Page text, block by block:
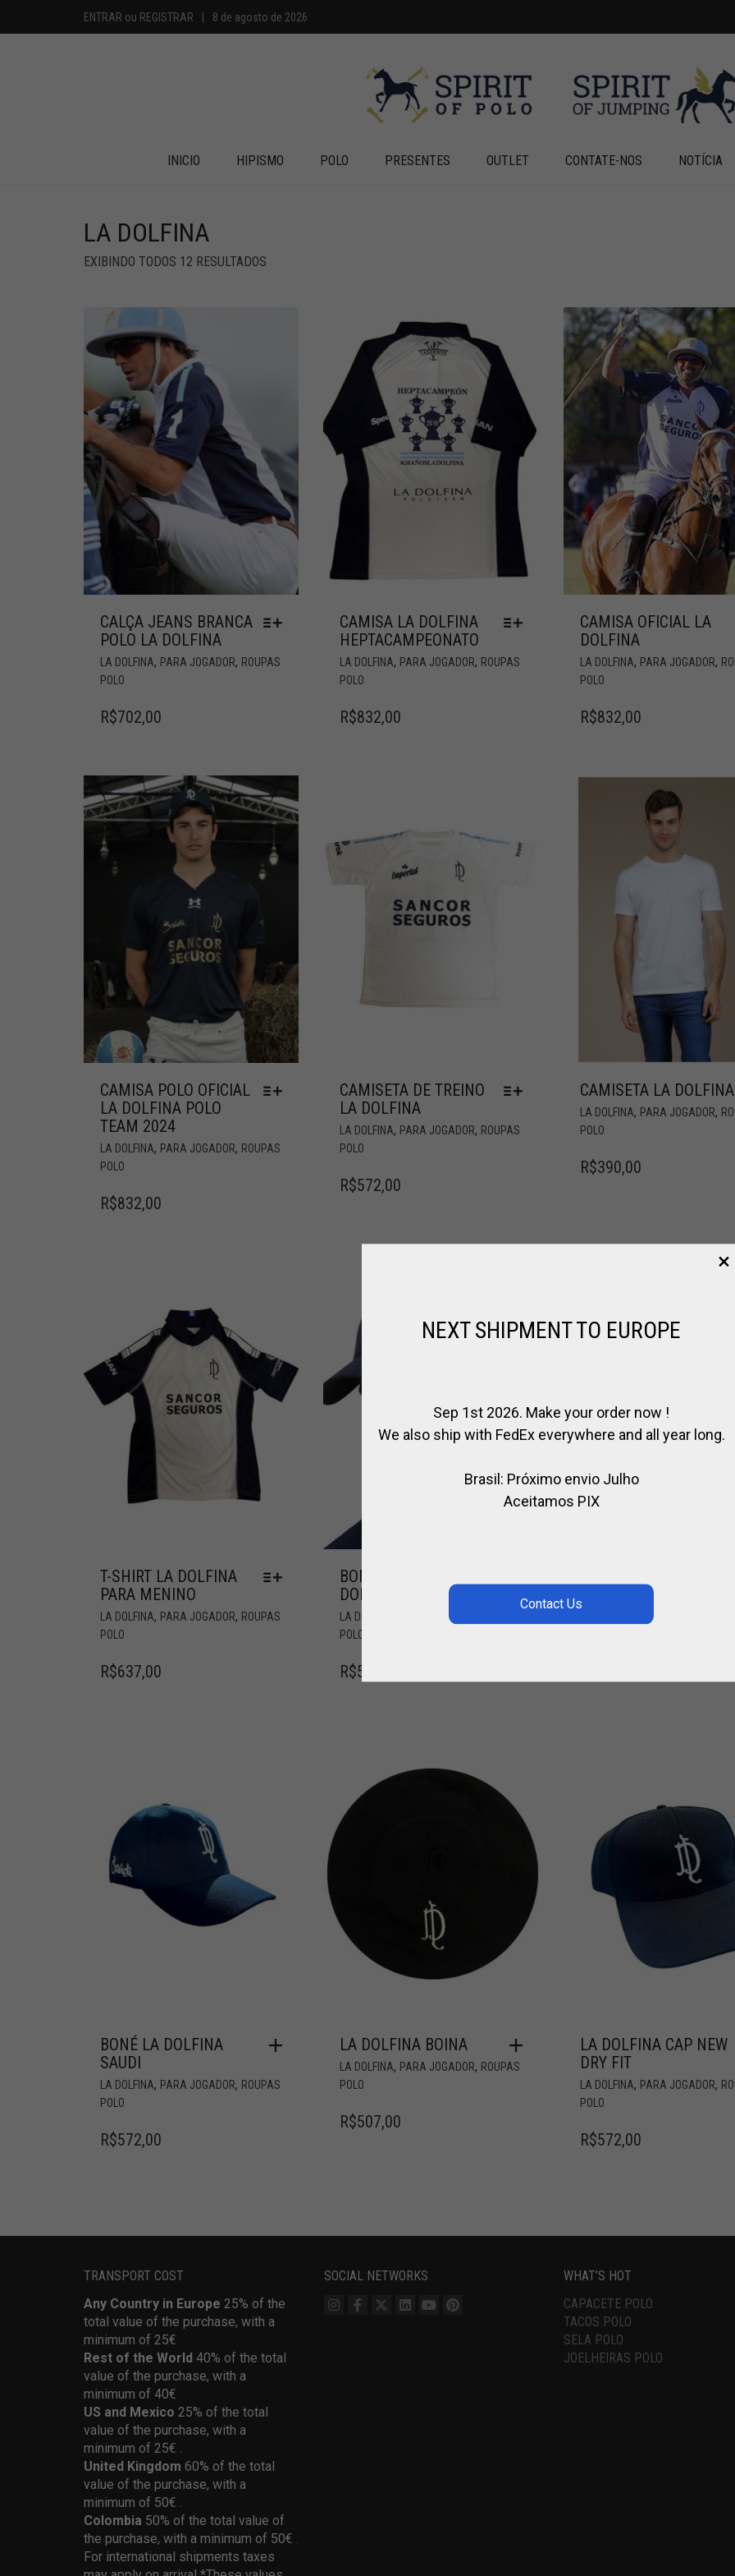
ENTRAR ou REGISTRAR | 8 de agosto de 2026
INICIO HIPISMO POLO PRESENTES OUTLET CONTATE-NOS NOTÍCIA
LA DOLFINA
EXIBINDO TODOS 12 RESULTADOS
CALÇA JEANS BRANCA
POLO LA DOLFINA
LA DOLFINA, PARA JOGADOR, ROUPAS
POLO
R$702,00
CAMISA LA DOLFINA
HEPTACAMPEONATO
LA DOLFINA, PARA JOGADOR, ROUPAS
POLO
R$832,00
CAMISA OFICIAL LA
DOLFINA
LA DOLFINA, PARA JOGADOR,
POLO
R$832,00
CAMISA POLO OFICIAL
LA DOLFINA POLO
TEAM 2024
LA DOLFINA, PARA JOGADOR, ROUPAS
POLO
R$832,00
CAMISETA DE TREINO
LA DOLFINA
LA DOLFINA, PARA JOGADOR, ROUPAS
POLO
R$572,00
CAMISETA LA DOLFINA
LA DOLFINA, PARA JOGADOR,
POLO
R$390,00
T-SHIRT LA DOLFINA
PARA MENINO
LA DOLFINA, PARA JOGADOR, ROUPAS
POLO
R$637,00
BONÉ CAMURÇA LA
DOLFINA
LA DOLFINA PARA JOGADOR
POLO
R$572,00
LA DOLFINA
BONÉ LA DOLFINA
SAUDI
LA DOLFINA, PARA JOGADOR, ROUPAS
POLO
R$572,00
LA DOLFINA BOINA
LA DOLFINA, PARA JOGADOR, ROUPAS
POLO
R$507,00
LA DOLFINA CAP NEW
DRY FIT
LA DOLFINA, PARA JOGADOR,
POLO
R$572,00
TRANSPORT COST
Any Country in Europe 25% of the
total value of the purchase, with a
minimum of 25€
Rest of the World 40% of the total
value of the purchase, with a
minimum of 40€
US and Mexico 25% of the total
value of the purchase, with a
minimum of 25€ .
United Kingdom 60% of the total
value of the purchase, with a
minimum of 50€ .
Colombia 50% of the total value of
the purchase, with a minimum of 50€ .
For international shipments taxes
SOCIAL NETWORKS
WHAT’S HOT
CAPACETE POLO
TACOS POLO
SELA POLO
JOELHEIRAS POLO
NEXT SHIPMENT TO EUROPE
Sep 1st 2026. Make your order now !
We also ship with FedEx everywhere and all year long.
Brasil: Próximo envio Julho
Aceitamos PIX